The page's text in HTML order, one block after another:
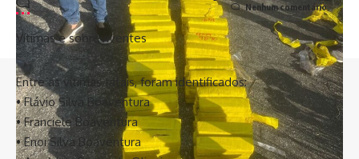
Vítimas e sobreviventes
Entre as vítimas fatais, foram identificados:
• Flávio Silva Boaventura
• Franciele Boaventura
• Enoi Silva Boaventura
Nenhum comentário
//
I nfluenciamos mais de 8 mil pessoas todos os dias e somos
o canal de notícias que mais cresce na Bahia